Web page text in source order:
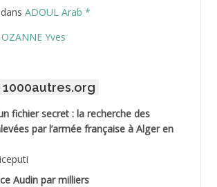
*
Ahmed
ben Kaddour
Kouider
ADOUL Arab *
OZANNE Yves
fichier secret : la recherche des
par l’armée française à Alger en
Audin par milliers